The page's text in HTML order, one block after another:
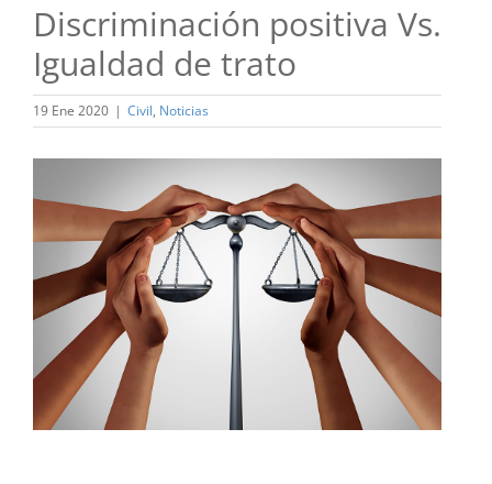
Discriminación positiva Vs.
Igualdad de trato
19 Ene 2020 | Civil, Noticias
más
grande